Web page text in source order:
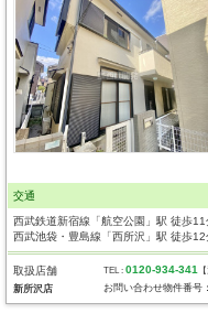
交通
西武鉄道新宿線「航空公園」駅 徒歩11
西武池袋・豊島線「西所沢」駅 徒歩12
取扱店舗
新所沢店
TEL :0120-934-341
お問い合わせ物件番号